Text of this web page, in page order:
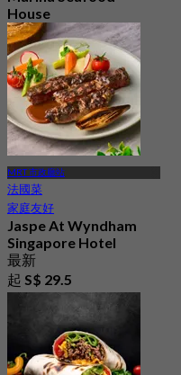
House
最新
4.8
起S$ 34.5
MRT 市政廳站
法國菜
家庭友好
Jaspe At Wyndham
Singapore Hotel
最新
起 S$ 29.5